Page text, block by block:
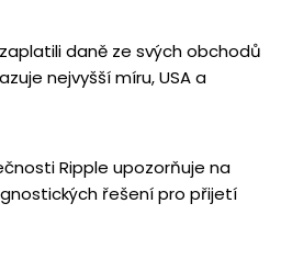
daně ze svých obchodů
nejvyšší míru, USA a
Ripple upozorňuje na
řešení pro přijetí